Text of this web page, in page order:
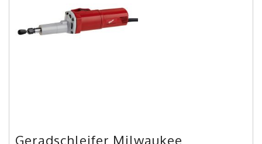
Geradschleifer Milwaukee